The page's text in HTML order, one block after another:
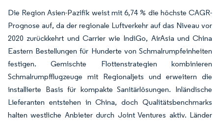
Die Region Asien-Pazifik weist mit 6,74 % die höchste CAGR-
Prognose auf, da der regionale Luftverkehr auf das Niveau vor
2020 zurückkehrt und Carrier wie IndiGo, AirAsia und China
Eastern Bestellungen für Hunderte von Schmalrumpfeinheiten
festigen. Gemischte Flottenstrategien kombinieren
Schmalrumpfflugzeuge mit Regionaljets und erweitern die
installierte Basis für kompakte Sanitärlösungen. Inländische
Lieferanten entstehen in China, doch Qualitätsbenchmarks
halten westliche Anbieter durch Joint Ventures aktiv. Länder